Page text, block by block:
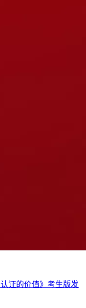
证的价值》考生版发